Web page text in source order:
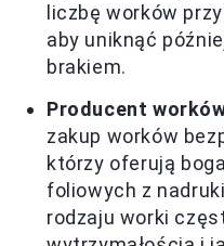
liczbę worków
aby uniknąć
brakiem.
Producent
zakup worków
którzy oferują
foliowych z
rodzaju worki